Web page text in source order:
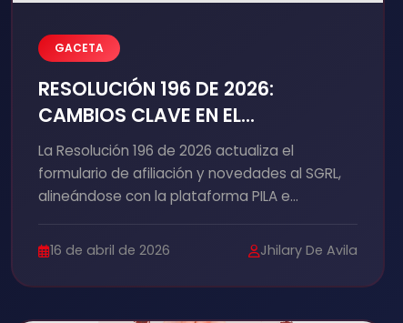
GACETA
RESOLUCIÓN 196 DE 2026:
CAMBIOS CLAVE EN EL
FORMULARIO ÚNICO DE AFILIACIÓN
A RIESGOS LABORALES
La Resolución 196 de 2026 actualiza el
formulario de afiliación y novedades al SGRL,
alineándose con la plataforma PILA e
y beneficiarios de la Ley de Segundas
Oportunidades. Esta norma reemplaza a la
Resolución 413 de 2025 y tiene efecto
16 de abril de 2026 Jhilary De Avila